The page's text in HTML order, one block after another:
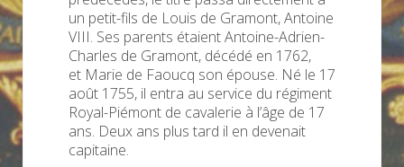
un petit-fils de Louis de Gramont, Antoine
VIII. Ses parents étaient Antoine-Adrien-
Charles de Gramont, décédé en 1762,
et Marie de Faoucq son épouse. Né le 17
août 1755, il entra au service du régiment
Royal-Piémont de cavalerie à l’âge de 17
ans. Deux ans plus tard il en devenait
capitaine.